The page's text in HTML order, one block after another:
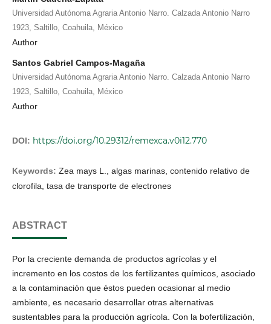
Universidad Autónoma Agraria Antonio Narro. Calzada Antonio Narro
1923, Saltillo, Coahuila, México
Author
Santos Gabriel Campos-Magaña
Universidad Autónoma Agraria Antonio Narro. Calzada Antonio Narro
1923, Saltillo, Coahuila, México
Author
DOI: https://doi.org/10.29312/remexca.v0i12.770
Keywords: Zea mays L., algas marinas, contenido relativo de
clorofila, tasa de transporte de electrones
ABSTRACT
Por la creciente demanda de productos agrícolas y el
incremento en los costos de los fertilizantes químicos, asociado
a la contaminación que éstos pueden ocasionar al medio
ambiente, es necesario desarrollar otras alternativas
sustentables para la producción agrícola. Con la bofertilización,